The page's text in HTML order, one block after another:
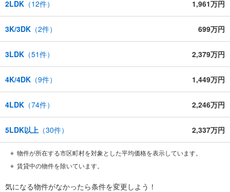
2LDK （12件） 1,961万円
3K/3DK （2件） 699万円
3LDK （51件） 2,379万円
4K/4DK （9件） 1,449万円
4LDK （74件） 2,246万円
5LDK以上 （30件） 2,337万円
物件が所在する市区町村を対象とした平均価格を表示しています。
賃貸中の物件を除いています。
気になる物件がなかったら条件を変更しよう！